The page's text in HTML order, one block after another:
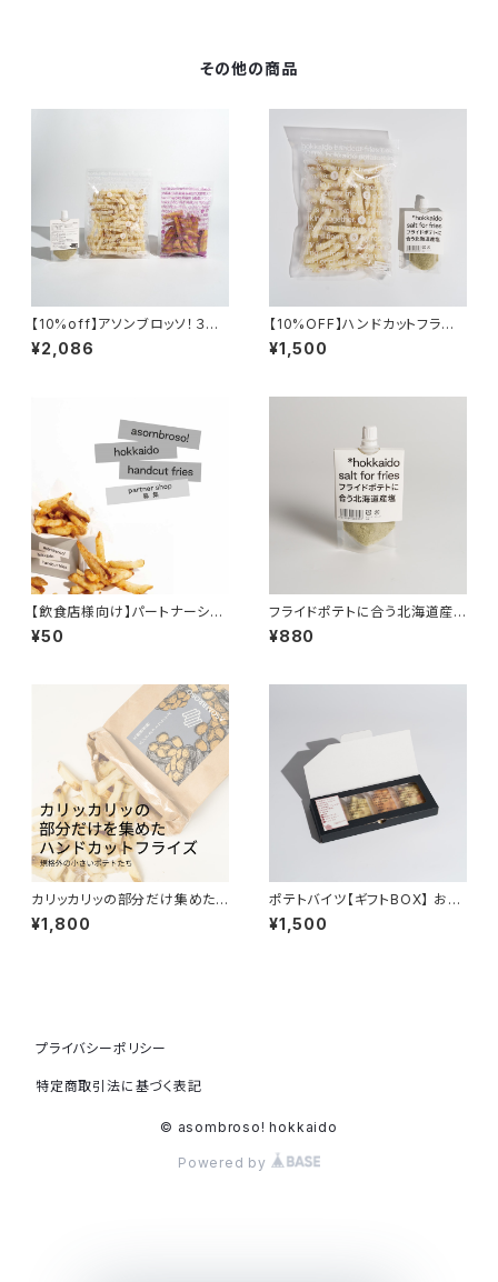
その他の商品
【10%off】アソンブロッソ！３点
セット
¥2,086
【10%OFF】ハンドカットフライ
ズ＆フライドポテトに合う北海道
産塩のセット
¥1,500
【飲食店様向け】パートナーショ
ップ募集資料
¥50
フライドポテトに合う北海道産
塩
¥880
カリッカリッの部分だけ集めた
ポテト
¥1,800
ポテトバイツ【ギフトBOX】 お酒
に合う北海道ポテトチップス
¥1,500
プライバシーポリシー
特定商取引法に基づく表記
© asombroso! hokkaido
Powered by